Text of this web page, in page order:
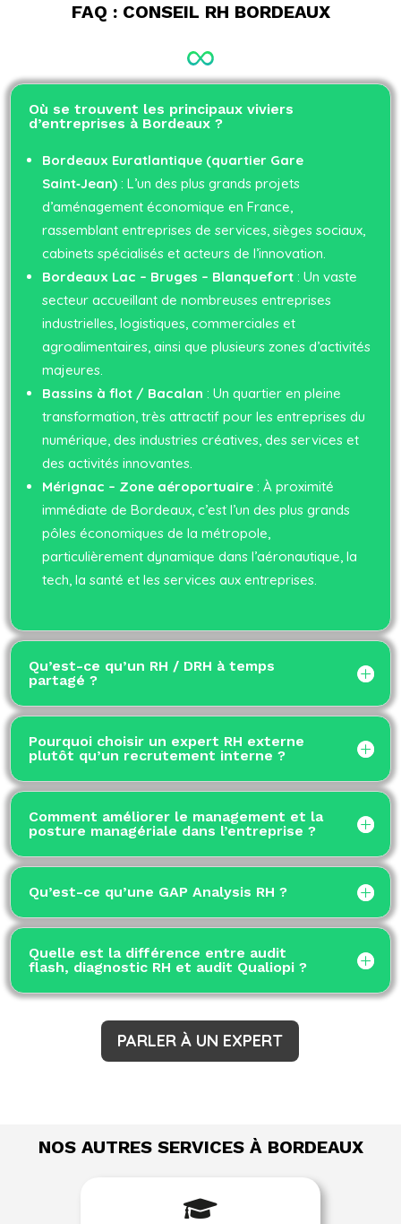
FAQ : CONSEIL RH BORDEAUX
Où se trouvent les principaux viviers
d’entreprises à Bordeaux ?
Bordeaux Euratlantique (quartier Gare
Saint‑Jean) : L’un des plus grands projets
d’aménagement économique en France,
rassemblant entreprises de services, sièges sociaux,
cabinets spécialisés et acteurs de l’innovation.
Bordeaux Lac – Bruges – Blanquefort : Un vaste
secteur accueillant de nombreuses entreprises
industrielles, logistiques, commerciales et
agroalimentaires, ainsi que plusieurs zones d’activités
majeures.
Bassins à flot / Bacalan : Un quartier en pleine
transformation, très attractif pour les entreprises du
numérique, des industries créatives, des services et
des activités innovantes.
Mérignac – Zone aéroportuaire : À proximité
immédiate de Bordeaux, c’est l’un des plus grands
pôles économiques de la métropole,
particulièrement dynamique dans l’aéronautique, la
tech, la santé et les services aux entreprises.
Qu’est-ce qu’un RH / DRH à temps
partagé ?
Pourquoi choisir un expert RH externe
plutôt qu’un recrutement interne ?
Comment améliorer le management et la
posture managériale dans l’entreprise ?
Qu’est-ce qu’une GAP Analysis RH ?
Quelle est la différence entre audit
flash, diagnostic RH et audit Qualiopi ?
PARLER À UN EXPERT
NOS AUTRES SERVICES À BORDEAUX
